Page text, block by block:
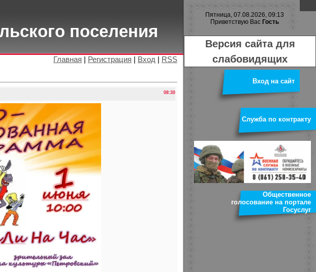
поселения
Главная Регистрация Вход
RSS
08:30
Пятница, 07.08.2026, 09:13
Приветствую Вас Гость
Версия сайта для
слабовидящих
Вход на сайт
Служба по контракту
Общественное
голосование на портале
Госуслуг